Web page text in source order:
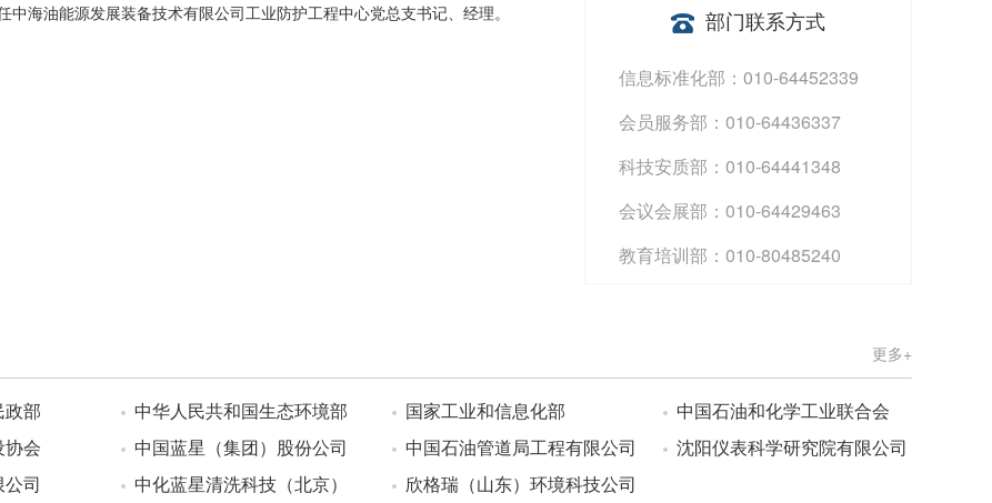
海油能源发展装备技术有限公司工业防护工程中心党总支书记、经理。
部门联系方式
信息标准化部：010-64452339
会员服务部：010-64436337
科技安质部：010-64441348
会议会展部：010-64429463
教育培训部：010-80485240
更多+
政部 中华人民共和国生态环境部 国家工业和信息化部
中国石油和化学工业联合会
协会 中国蓝星（集团）股份公司 中国石油管道局工程有限公司
沈阳仪表科学研究院有限公司
司 中化蓝星清洗科技（北京） 欣格瑞（山东）环境科技公司